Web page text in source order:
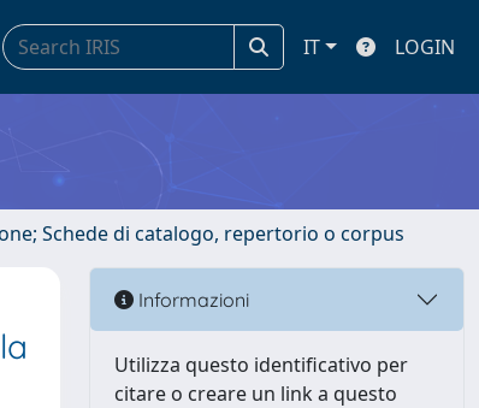
IT LOGIN
Schede di catalogo, repertorio o corpus
Informazioni
Utilizza questo identificativo per
citare o creare un link a questo